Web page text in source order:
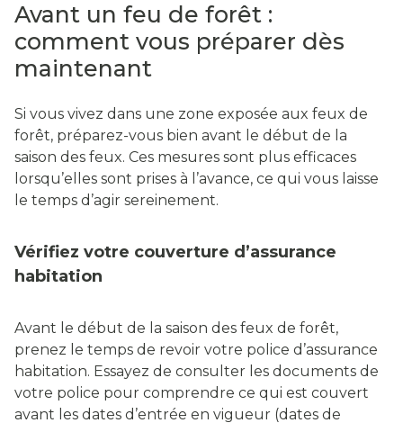
Avant un feu de forêt :
comment vous préparer dès
maintenant
Si vous vivez dans une zone exposée aux feux de
forêt, préparez-vous bien avant le début de la
saison des feux. Ces mesures sont plus efficaces
lorsqu’elles sont prises à l’avance, ce qui vous laisse
le temps d’agir sereinement.
Vérifiez votre couverture d’assurance
habitation
Avant le début de la saison des feux de forêt,
prenez le temps de revoir votre police d’assurance
habitation. Essayez de consulter les documents de
votre police pour comprendre ce qui est couvert
avant les dates d’entrée en vigueur (dates de